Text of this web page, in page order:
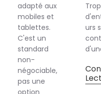
adapté aux
mobiles et
tablettes.
C'est un
standard
non-
négociable,
pas une
Trop
urs